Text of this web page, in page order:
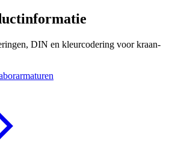
DIN en kleurcodering voor kraan-